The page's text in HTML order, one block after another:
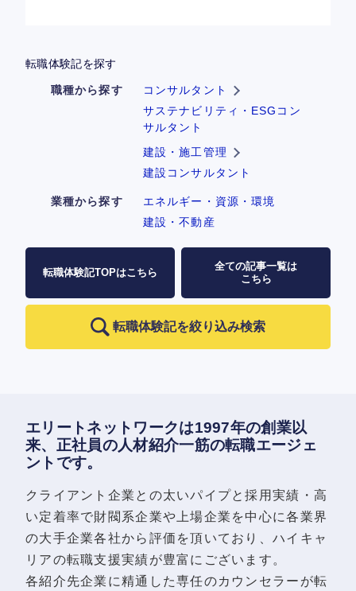
転職体験記を探す
職種から探す
コンサルタント
サステナビリティ・ESGコン
サルタント
建設・施工管理
建設コンサルタント
業種から探す
エネルギー・資源・環境
建設・不動産
転職体験記TOPはこちら
転職体験記を絞り込み検索
全ての記事一覧は
こちら
エリートネットワークは1997年の創業以
来、正社員の人材紹介一筋の転職エージェ
ントです。
クライアント企業との太いパイプと採用実績・高
い定着率で財閥系企業や上場企業を中心に各業界
の大手企業各社から評価を頂いており、ハイキャ
リアの転職支援実績が豊富にございます。
各紹介先企業に精通した専任のカウンセラーが転